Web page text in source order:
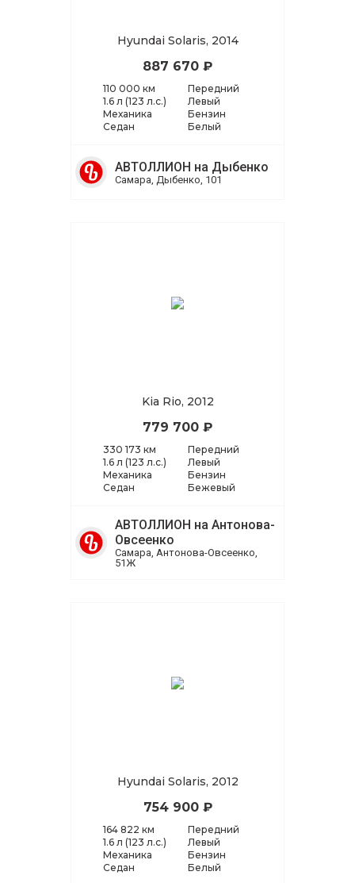
Hyundai Solaris, 2014
887 670 ₽
110 000 км
1.6 л (123 л.с.)
Механика
Седан
Передний
Левый
Бензин
Белый
АВТОЛЛИОН на Дыбенко
Самара, Дыбенко, 101
Kia Rio, 2012
779 700 ₽
330 173 км
1.6 л (123 л.с.)
Механика
Седан
Передний
Левый
Бензин
Бежевый
АВТОЛЛИОН на Антонова-
Овсеенко
Самара, Антонова-Овсеенко,
51Ж
Hyundai Solaris, 2012
754 900 ₽
164 822 км
1.6 л (123 л.с.)
Механика
Седан
Передний
Левый
Бензин
Белый